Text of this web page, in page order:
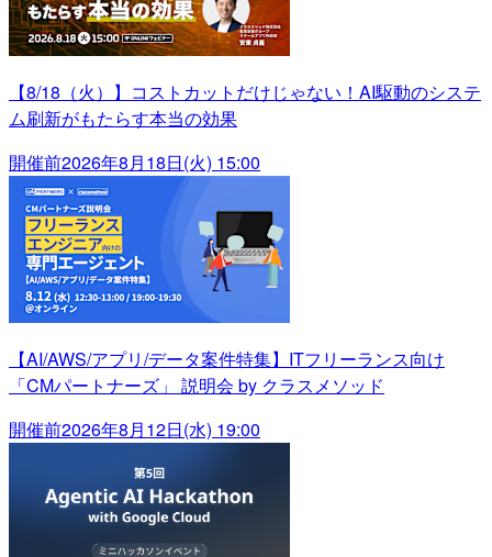
【8/18（火）】コストカットだけじゃない！AI駆動のシステ
ム刷新がもたらす本当の効果
開催前2026年8月18日(火) 15:00
【AI/AWS/アプリ/データ案件特集】ITフリーランス向け
「CMパートナーズ」 説明会 by クラスメソッド
開催前2026年8月12日(水) 19:00